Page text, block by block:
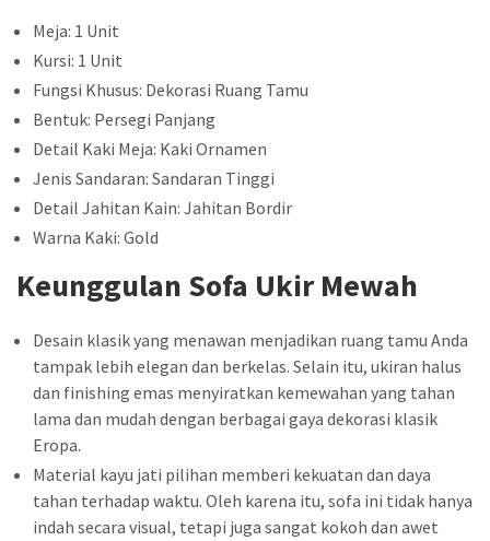
Meja: 1 Unit
Kursi: 1 Unit
Fungsi Khusus: Dekorasi Ruang Tamu
Bentuk: Persegi Panjang
Detail Kaki Meja: Kaki Ornamen
Jenis Sandaran: Sandaran Tinggi
Detail Jahitan Kain: Jahitan Bordir
Warna Kaki: Gold
Keunggulan Sofa Ukir Mewah
Desain klasik yang menawan menjadikan ruang tamu Anda
tampak lebih elegan dan berkelas. Selain itu, ukiran halus
dan finishing emas menyiratkan kemewahan yang tahan
lama dan mudah dengan berbagai gaya dekorasi klasik
Eropa.
Material kayu jati pilihan memberi kekuatan dan daya
tahan terhadap waktu. Oleh karena itu, sofa ini tidak hanya
indah secara visual, tetapi juga sangat kokoh dan awet